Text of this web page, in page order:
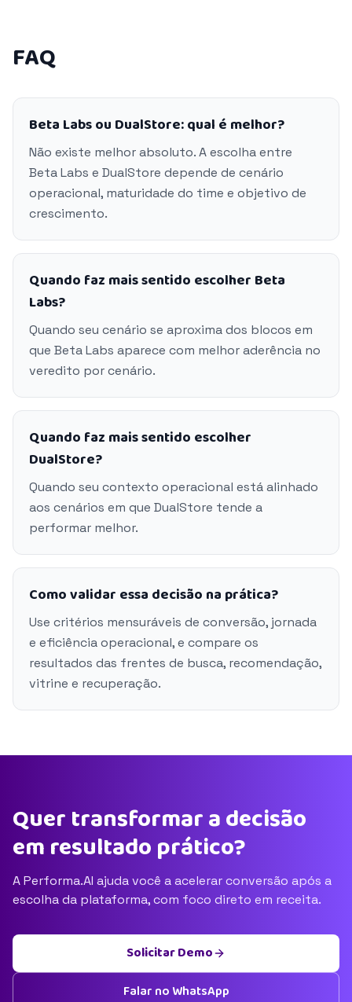
FAQ
Beta Labs ou DualStore: qual é melhor?
Não existe melhor absoluto. A escolha entre
Beta Labs e DualStore depende de cenário
operacional, maturidade do time e objetivo de
crescimento.
Quando faz mais sentido escolher Beta
Labs?
Quando seu cenário se aproxima dos blocos em
que Beta Labs aparece com melhor aderência no
veredito por cenário.
Quando faz mais sentido escolher
DualStore?
Quando seu contexto operacional está alinhado
aos cenários em que DualStore tende a
performar melhor.
Como validar essa decisão na prática?
Use critérios mensuráveis de conversão, jornada
e eficiência operacional, e compare os
resultados das frentes de busca, recomendação,
vitrine e recuperação.
Quer transformar a decisão
em resultado prático?
A Performa.AI ajuda você a acelerar conversão após a
escolha da plataforma, com foco direto em receita.
Solicitar Demo
Falar no WhatsApp